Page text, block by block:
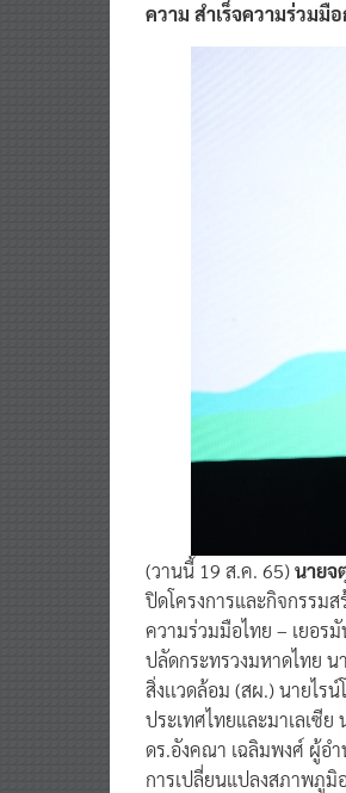
ความ สำเร็จความร่วมมื
(วานนี้ 19 ส.ค. 65)นายจ
ปิดโครงการและกิจกรรม
ความร่วมมือไทย – เยอร
ปลัดกระทรวงมหาดไทย น
สิ่งเเวดล้อม (สผ.) นายไร
ประเทศไทยและมาเลเซี
ดร.อังคณา เฉลิมพงศ์ ผู้อำ
การเปลี่ยนแปลงสภาพภูมิ